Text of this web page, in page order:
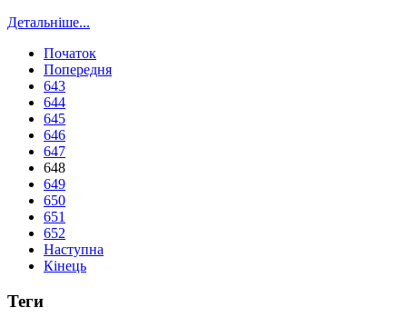
Детальніше...
Початок
Попередня
643
644
645
646
647
648
649
650
651
652
Наступна
Кінець
Теги